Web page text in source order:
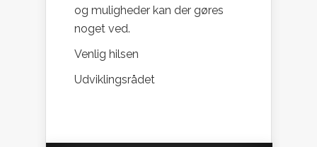
og muligheder kan der gøres
noget ved.
Venlig hilsen
Udviklingsrådet